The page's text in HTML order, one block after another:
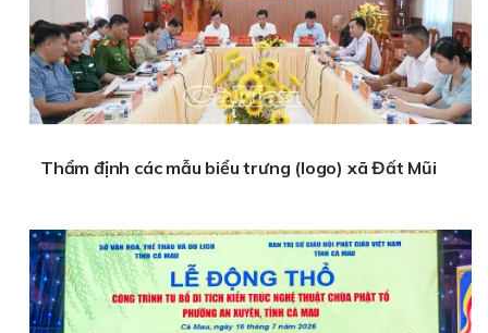
Thẩm định các mẫu biểu trưng (logo) xã Đất Mũi